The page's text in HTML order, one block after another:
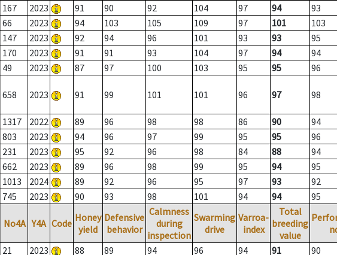
167 2023 91 90 92 104 97 94
93
66 2023 94 103 105 109 97 101
103
147 2023 92 94 96 101 93 93
95
170 2023 91 91 93 104 97 94
94
49 2023 87 97 100 103 95 95 96
658 2023 91 99 101 101 96 97 98
1317 2022 89 96 98 98 86 90
94
803 2023 94 96 97 99 95 95
96
231 2023 95 92 96 98 84 88
94
662 2023 89 96 98 99 95 94
95
1013 2024 89 92 96 95 97 93
92
745 2023 90 93 98 101 94 94 95
No4A Y4A Code Honey
yield
Defensive
behavior
Calmness
during
inspection
Swarming
drive
Varroa-
index
Total
breeding
value
21 2023 88 89 94 96 94 91
90